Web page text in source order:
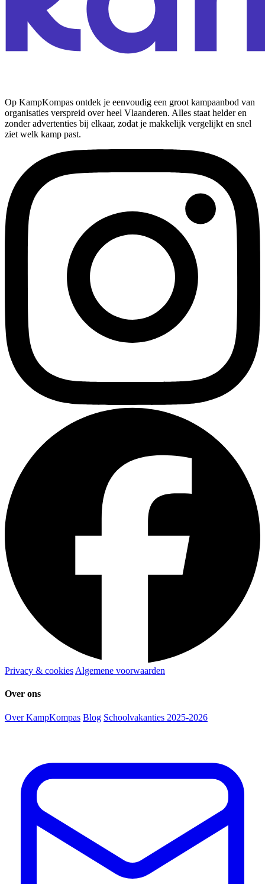
Op KampKompas ontdek je eenvoudig een groot kampaanbod van
organisaties verspreid over heel Vlaanderen. Alles staat helder en
zonder advertenties bij elkaar, zodat je makkelijk vergelijkt en snel
ziet welk kamp past.
Privacy & cookies Algemene voorwaarden
Over ons
Over KampKompas Blog Schoolvakanties 2025-2026